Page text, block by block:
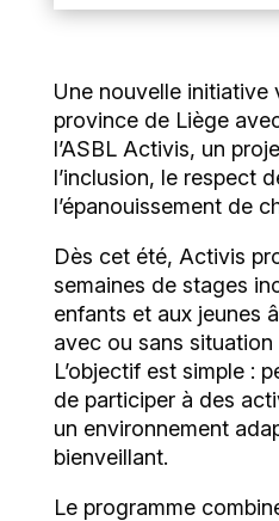
Une nouvelle initiative
province de Liège
l’ASBL Activis, un
l’inclusion, le respect
l’épanouissement de
Dès cet été, Activis
semaines de stages
enfants et aux jeunes
avec ou sans situation
L’objectif est simple :
de participer à des
un environnement
bienveillant.
Le programme